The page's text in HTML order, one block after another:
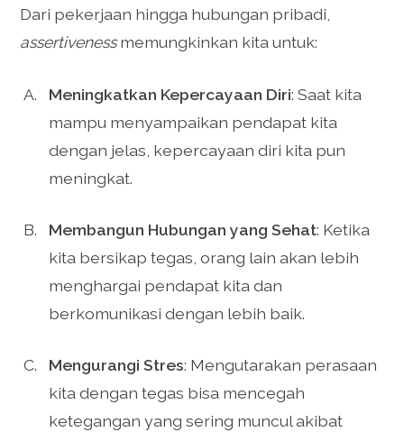
Dari pekerjaan hingga hubungan pribadi,
assertivenessmemungkinkan kita untuk:
Meningkatkan Kepercayaan Diri: Saat kita
mampu menyampaikan pendapat kita
dengan jelas, kepercayaan diri kita pun
meningkat.
Membangun Hubungan yang Sehat: Ketika
kita bersikap tegas, orang lain akan lebih
menghargai pendapat kita dan
berkomunikasi dengan lebih baik.
Mengurangi Stres: Mengutarakan perasaan
kita dengan tegas bisa mencegah
ketegangan yang sering muncul akibat